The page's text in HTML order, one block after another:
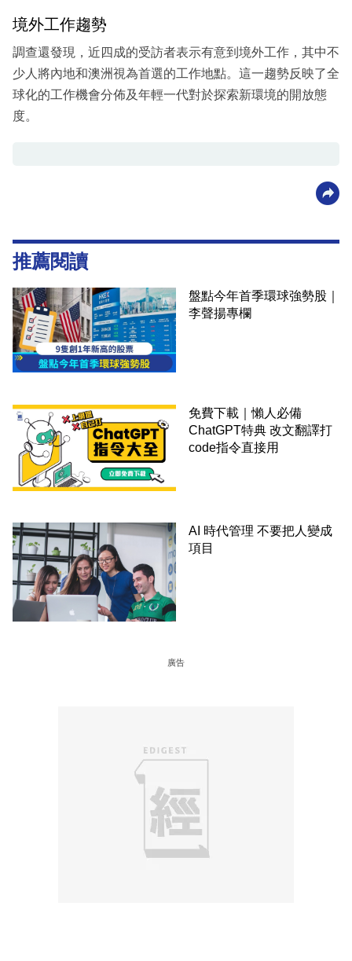
境外工作趨勢
調查還發現，近四成的受訪者表示有意到境外工作，其中不
少人將內地和澳洲視為首選的工作地點。這一趨勢反映了全
球化的工作機會分佈及年輕一代對於探索新環境的開放態
度。
推薦閱讀
盤點今年首季環球強勢股｜
李聲揚專欄
免費下載｜懶人必備
ChatGPT特典 改文翻譯打
code指令直接用
AI 時代管理 不要把人變成
項目
廣告